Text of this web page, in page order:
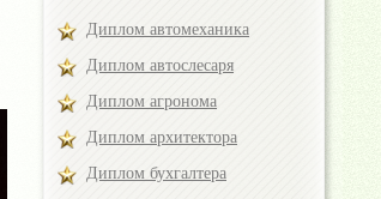
Диплом автомеханика
Диплом автослесаря
Диплом агронома
Диплом архитектора
Диплом бухгалтера